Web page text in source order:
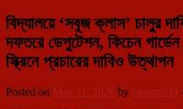
বিদ্যালয়ে ‘সবুজ ক্লাস’ চালুর
দফতরে ডেপুটেশন, কিচেন
স্ক্রিনে প্রচারের দাবিও উত্থাপন
Posted on May 11, 2026 by santanu99